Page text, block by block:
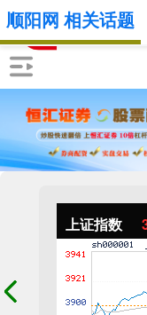
上证指数
顺阳网 相关话题